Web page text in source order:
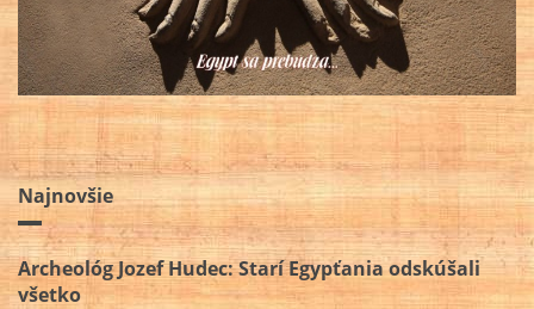
Najnovšie
Archeológ Jozef Hudec: Starí Egypťania odskúšali
všetko